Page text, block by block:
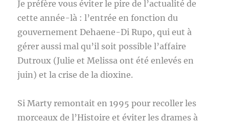
Je préfère vous éviter le pire de l’actualité de
cette année-là : l’entrée en fonction du
gouvernement Dehaene-Di Rupo, qui eut à
gérer aussi mal qu’il soit possible l’affaire
Dutroux (Julie et Melissa ont été enlevés en
juin) et la crise de la dioxine.
Si Marty remontait en 1995 pour recoller les
morceaux de l’Histoire et éviter les drames à